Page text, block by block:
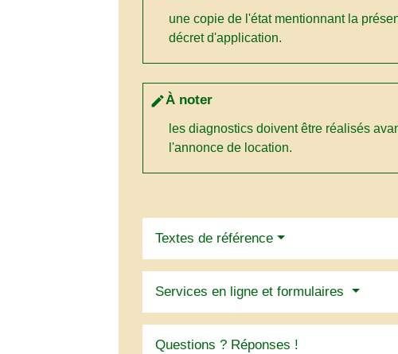
une copie de l'état mentionnant la
décret d'application.
editÀ noter
les diagnostics doivent être réalisés
l'annonce de location.
Textes de référence
Services en ligne et formulaires
Questions ? Réponses !